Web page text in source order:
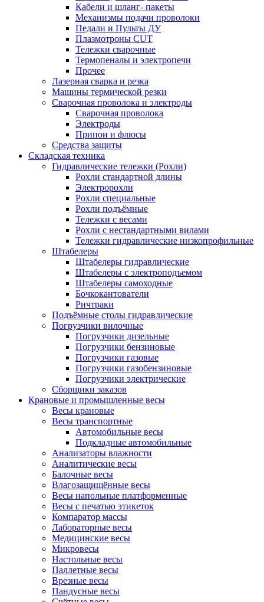
Кабели и шланг- пакеты
Механизмы подачи проволоки
Педали и Пульты ДУ
Плазмотроны CUT
Тележки сварочные
Термопеналы и электропечи
Прочее
Лазерная сварка и резка
Машины термической резки
Сварочная проволока и электроды
Сварочная проволока
Электроды
Припои и флюсы
Средства защиты
Складская техника
Гидравлические тележки (Рохли)
Рохли стандартной длины
Электророхли
Рохли специальные
Рохли подъёмные
Тележки с весами
Рохли с нестандартными вилами
Тележки гидравлические низкопрофильные
Штабелеры
Штабелеры гидравлические
Штабелеры с электроподъемом
Штабелеры самоходные
Бочкокантователи
Ричтраки
Подъёмные столы гидравлические
Погрузчики вилочные
Погрузчики дизельные
Погрузчики бензиновые
Погрузчики газовые
Погрузчики газобензиновые
Погрузчики электрические
Сборщики заказов
Крановые и промышленные весы
Весы крановые
Весы транспортные
Автомобильные весы
Подкладные автомобильные
Анализаторы влажности
Аналитические весы
Балочные весы
Влагозащищённые весы
Весы напольные платформенные
Весы с печатью этикеток
Компаратор массы
Лабораторные весы
Медицинские весы
Микровесы
Настольные весы
Паллетные весы
Врезные весы
Пандусные весы